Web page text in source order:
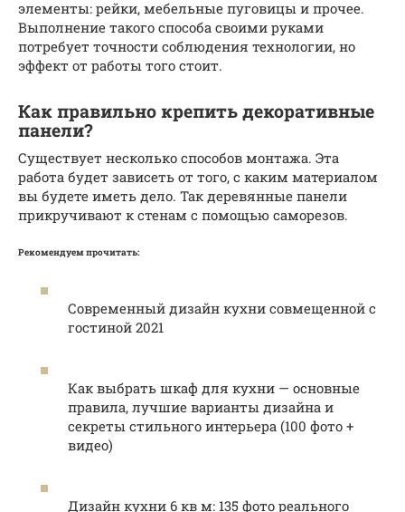
элементы: рейки, мебельные пуговицы и прочее.
Выполнение такого способа своими руками
потребует точности соблюдения технологии, но
эффект от работы того стоит.
Как правильно крепить декоративные
панели?
Существует несколько способов монтажа. Эта
работа будет зависеть от того, с каким материалом
вы будете иметь дело. Так деревянные панели
прикручивают к стенам с помощью саморезов.
Рекомендуем прочитать:
Современный дизайн кухни совмещенной с
гостиной 2021
Как выбрать шкаф для кухни — основные
правила, лучшие варианты дизайна и
секреты стильного интерьера (100 фото +
видео)
Дизайн кухни 6 кв м: 135 фото реального